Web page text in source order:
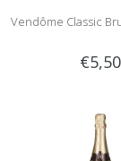
Vendôme Classic
€5,50